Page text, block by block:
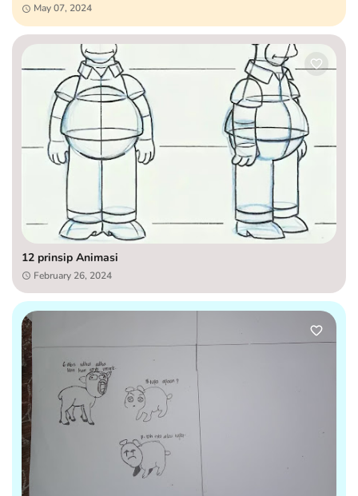
May 07, 2024
12 prinsip Animasi
February 26, 2024